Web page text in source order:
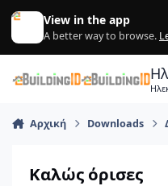
Skip to content
View in the app
A better way to browse.
Αρχική Downloads
Καλώς όρισες